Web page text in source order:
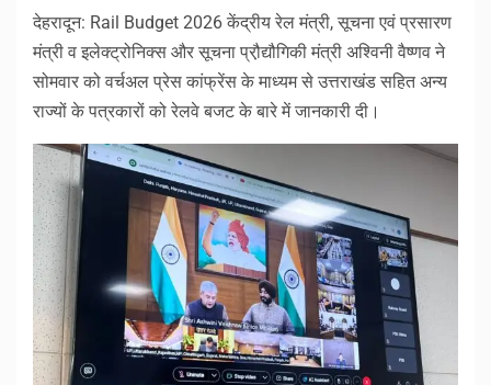
देहरादून: Rail Budget 2026 केंद्रीय रेल मंत्री, सूचना एवं प्रसारण
मंत्री व इलेक्ट्रोनिक्स और सूचना प्रौ़द्यौगिकी मंत्री अश्विनी वैष्णव ने
सोमवार को वर्चअल प्रेस कांफ्रेंस के माध्यम से उत्तराखंड सहित अन्य
राज्यों के पत्रकारों को रेलवे बजट के बारे में जानकारी दी।